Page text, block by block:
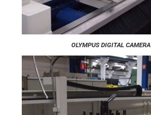
OLYMPUS DIGITAL CAMERA